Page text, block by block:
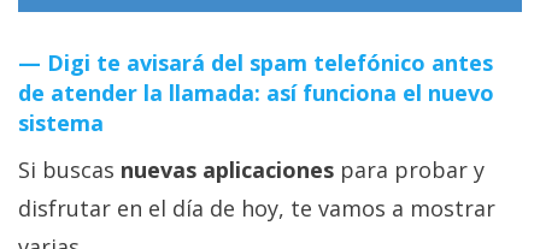
Digi te avisará del spam telefónico antes
de atender la llamada: así funciona el nuevo
sistema
Si buscas nuevas aplicaciones para probar y
disfrutar en el día de hoy, te vamos a mostrar